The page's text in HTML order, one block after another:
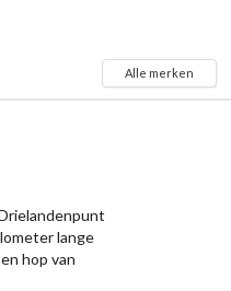
Alle merken
lange
hop van